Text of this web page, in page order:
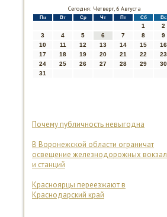
Сегодня: Четверг, 6 Августа
Пн Вт Ср Чт Пт Сб Вс
1
2
3
4 5 6 7 8
9
10
11 12 13 14 15
16
17
18 19 20 21 22
23
24
25 26 27 28 29
30
31
Почему публичность невыгодна
В Воронежской области ограничат
освещение железнодорожных
и станций
Красноярцы переезжают в
Краснодарский край